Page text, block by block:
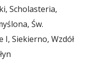
Scholasteria,
Św.
I, Siekierno, Wzdół